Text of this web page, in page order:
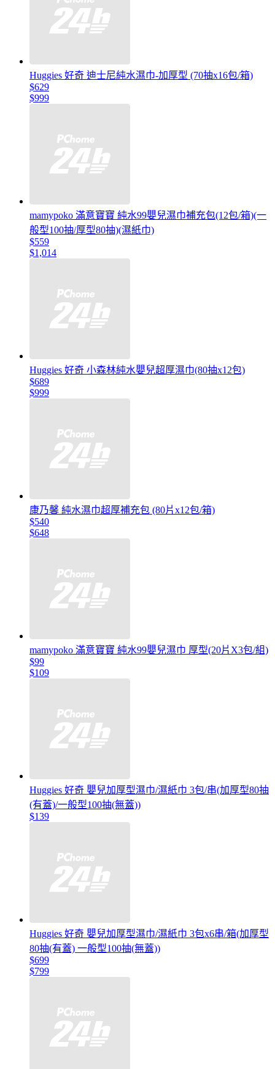
Huggies 好奇 迪士尼純水濕巾-加厚型 (70抽x16包/箱)
$629
$999
mamypoko 滿意寶寶 純水99嬰兒濕巾補充包(12包/箱)(一
般型100抽/厚型80抽)(濕紙巾)
$559
$1,014
Huggies 好奇 小森林純水嬰兒超厚濕巾(80抽x12包)
$689
$999
康乃馨 純水濕巾超厚補充包 (80片x12包/箱)
$540
$648
mamypoko 滿意寶寶 純水99嬰兒濕巾 厚型(20片X3包/組)
$99
$109
Huggies 好奇 嬰兒加厚型濕巾/濕紙巾 3包/串(加厚型80抽
(有蓋)/一般型100抽(無蓋))
$139
Huggies 好奇 嬰兒加厚型濕巾/濕紙巾 3包x6串/箱(加厚型
80抽(有蓋) 一般型100抽(無蓋))
$699
$799